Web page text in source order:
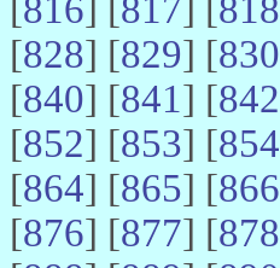
[816] [817] [818
[828] [829] [830
[840] [841] [842
[852] [853] [854
[864] [865] [866
[876] [877] [878